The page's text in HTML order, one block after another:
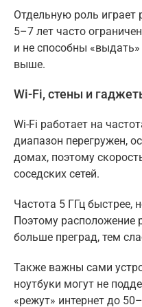
Отдельную роль играет
5–7 лет часто
и не способны
выше.
Wi-Fi, стены и
Wi-Fi работает на
диапазон перегружен,
домах, поэтому
соседских сетей.
Частота 5 ГГц быстрее,
Поэтому расположение
больше преград, тем
Также важны сами
ноутбуки могут не
«режут» интернет до